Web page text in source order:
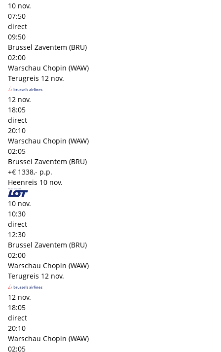
10 nov.
07:50
direct
09:50
Brussel Zaventem (BRU)
02:00
Warschau Chopin (WAW)
Terugreis 12 nov.
12 nov.
18:05
direct
20:10
Warschau Chopin (WAW)
02:05
Brussel Zaventem (BRU)
+€ 1338,- p.p.
Heenreis 10 nov.
10 nov.
10:30
direct
12:30
Brussel Zaventem (BRU)
02:00
Warschau Chopin (WAW)
Terugreis 12 nov.
12 nov.
18:05
direct
20:10
Warschau Chopin (WAW)
02:05